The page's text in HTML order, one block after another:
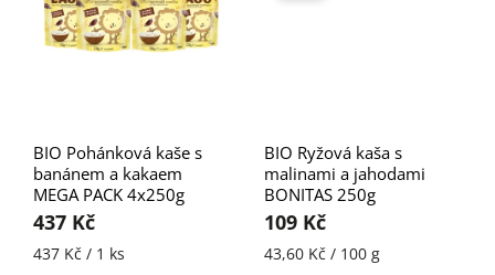
BIO Pohánková kaše s
banánem a kakaem
MEGA PACK 4x250g
437 Kč
437 Kč / 1 ks
BIO Ryžová kaša s
malinami a jahodami
BONITAS 250g
109 Kč
43,60 Kč / 100 g